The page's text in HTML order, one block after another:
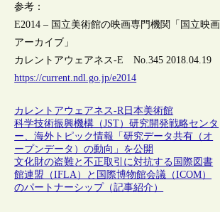
参考：
E2014 – 国立美術館の映画専門機関「国立映画
アーカイブ」
カレントアウェアネス-E No.345 2018.04.19
https://current.ndl.go.jp/e2014
カレントアウェアネス-R日本美術館
科学技術振興機構（JST）研究開発戦略センタ
ー、海外トピック情報「研究データ共有（オ
ープンデータ）の動向」を公開
文化財の盗難と不正取引に対抗する国際図書
館連盟（IFLA）と国際博物館会議（ICOM）
のパートナーシップ（記事紹介）